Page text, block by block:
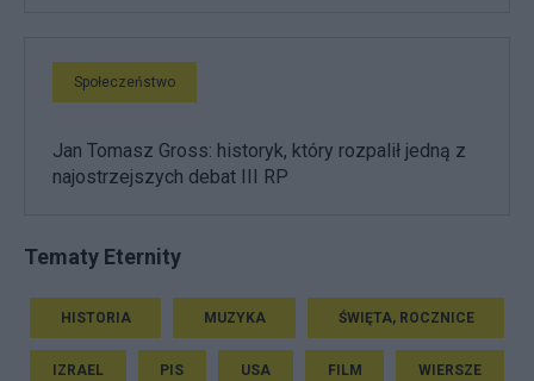
Społeczeństwo
Jan Tomasz Gross: historyk, który rozpalił jedną z
najostrzejszych debat III RP
Tematy Eternity
HISTORIA MUZYKA ŚWIĘTA, ROCZNICE
IZRAEL PIS USA FILM WIERSZE